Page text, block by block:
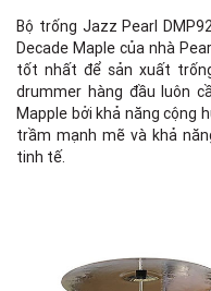
Bộ trống Jazz Pearl
Decade Maple của nhà
tốt nhất để sản xuất
drummer hàng đầu luôn
Mapple bởi khả năng cộng
trầm mạnh mẽ và khả
tinh tế.